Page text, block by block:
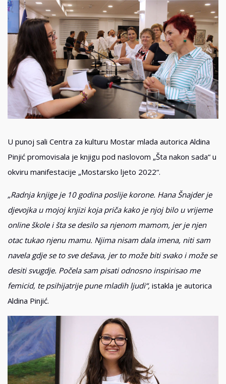
U punoj sali Centra za kulturu Mostar mlada autorica Aldina
Pinjić promovisala je knjigu pod naslovom „Šta nakon sada“ u
okviru manifestacije „Mostarsko ljeto 2022“.
„Radnja knjige je 10 godina poslije korone. Hana Šnajder je
djevojka u mojoj knjizi koja priča kako je njoj bilo u vrijeme
online škole i šta se desilo sa njenom mamom, jer je njen
otac tukao njenu mamu. Njima nisam dala imena, niti sam
navela gdje se to sve dešava, jer to može biti svako i može se
desiti svugdje. Počela sam pisati odnosno inspirisao me
femicid, te psihijatrije pune mladih ljudi“, istakla je autorica
Aldina Pinjić.